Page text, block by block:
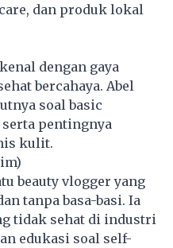
dan produk lokal
dengan gaya
bercahaya. Abel
soal basic
pentingnya
kulit.
beauty vlogger yang
tanpa basa-basi. Ia
tidak sehat di industri
edukasi soal self-